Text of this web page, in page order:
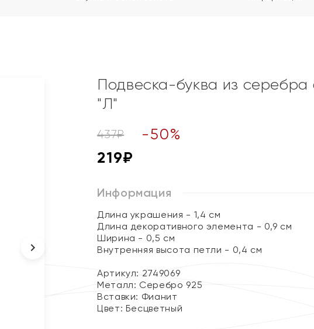
Подвеска-буква из серебра
"Л"
437₽ -50%
219₽
Информация
Длина украшения - 1,4 см
Длина декоративного элемента - 0,9 см
Ширина - 0,5 см
Внутренняя высота петли - 0,4 см
Артикул: 2749069
Металл: Серебро 925
Вставки: Фианит
Цвет: Бесцветный